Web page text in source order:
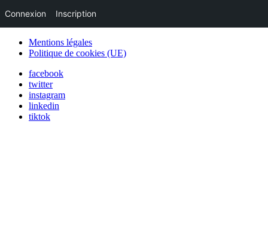
Mentions légales
Politique de cookies (UE)
facebook
twitter
instagram
linkedin
tiktok
Connexion Inscription